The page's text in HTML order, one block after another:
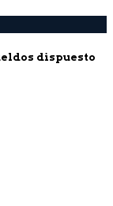
dispuesto